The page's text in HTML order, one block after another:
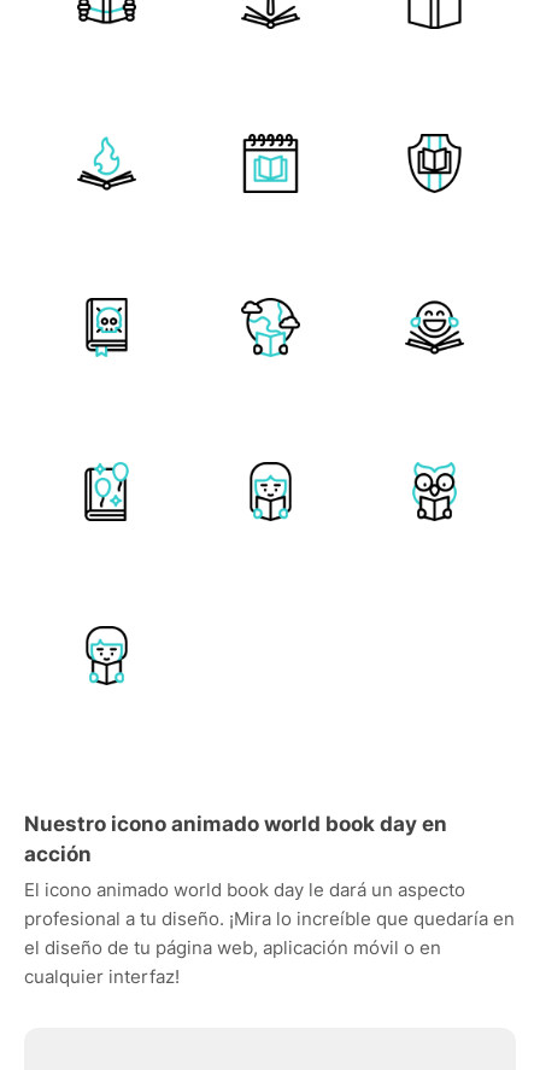
Nuestro icono animado world book day en
acción
El icono animado world book day le dará un aspecto
profesional a tu diseño. ¡Mira lo increíble que quedaría en
el diseño de tu página web, aplicación móvil o en
cualquier interfaz!